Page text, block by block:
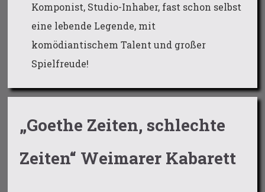
Komponist, Studio-Inhaber, fast schon selbst
eine lebende Legende, mit
komödiantischem Talent und großer
Spielfreude!
„Goethe Zeiten, schlechte
Zeiten“ Weimarer Kabarett